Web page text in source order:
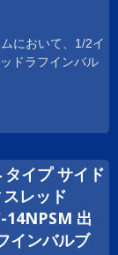
において、1/2イ
ドラフインバル
NSF、cUPC、
世界中でビジネ
ポートしていま
求に応じてカス
、G 1/2、および
イプ サイド
レッド
出
インバルブ